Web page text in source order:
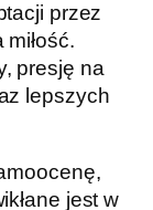
przez
presję na
lepszych
jest w